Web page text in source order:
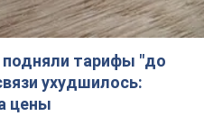
тарифы "до
ухудшилось:
цены